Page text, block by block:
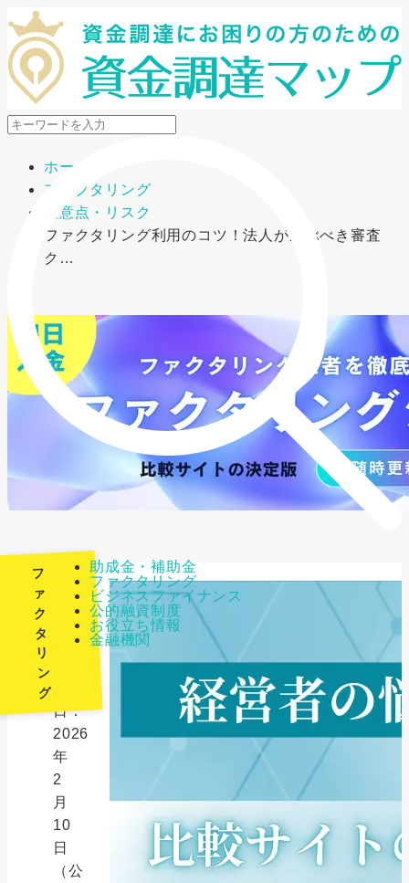
メニューを開閉
助成金・補助金
ファクタリング
ビジネスファイナンス
公的融資制度
お役立ち情報
金融機関
ホーム
ファクタリング
注意点・リスク
ファクタリング利用のコツ！法人が選ぶべき審査
ク…
フ
ァ
ク
タ
リ
ン
グ
日：
2026
年
2
月
10
日
（公